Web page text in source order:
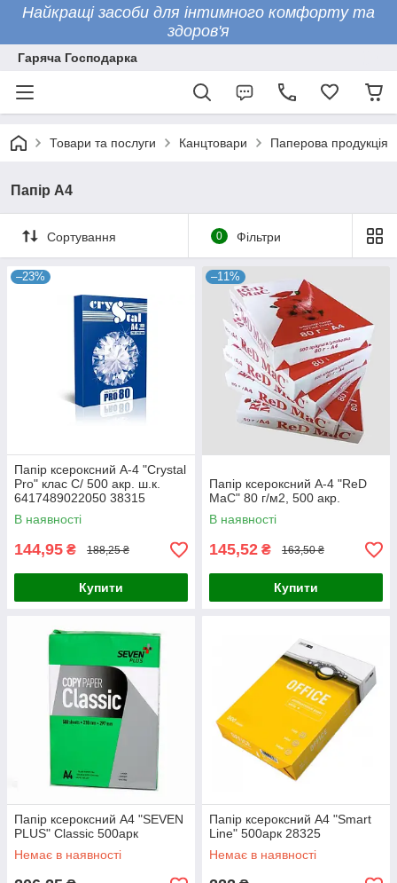
Найкращі засоби для інтимного комфорту та
здоров'я
Гаряча Господарка
Товари та послуги Канцтовари Паперова продукція
Папір А4
Сортування 0 Фільтри
–23%
Папір ксероксний А-4 "Crystal
Pro" клас С/ 500 акр. ш.к.
6417489022050 38315
В наявності
144,95 ₴ 188,25 ₴
Купити
–11%
Папір ксероксний А-4 "ReD
MaC" 80 г/м2, 500 акр.
В наявності
145,52 ₴ 163,50 ₴
Купити
Папір ксероксний А4 "SEVEN
PLUS" Classic 500арк
Немає в наявності
Папір ксероксний А4 "Smart
Line" 500арк 28325
Немає в наявності